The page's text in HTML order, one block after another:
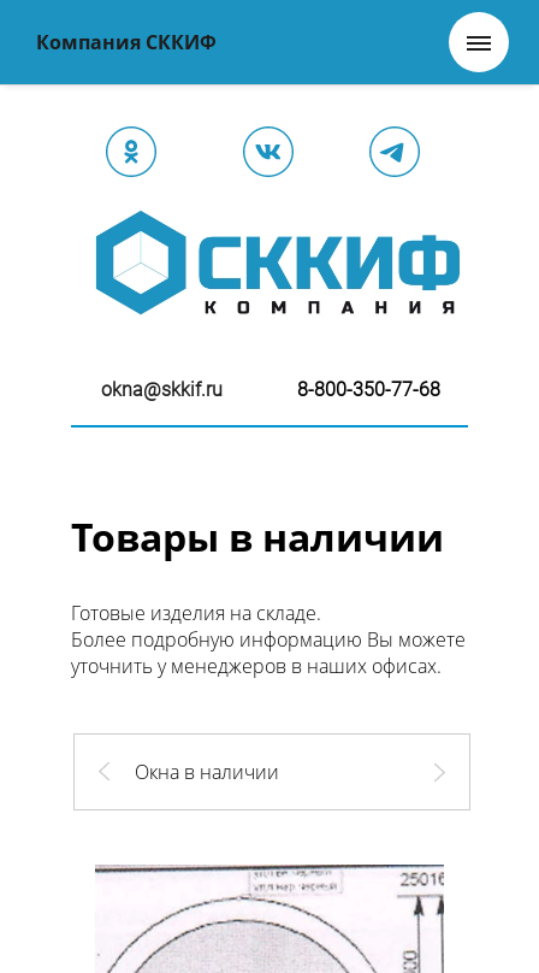
Компания СККИФ
okna@skkif.ru 8-800-350-77-68
Товары в наличии
Готовые изделия на складе.
Более подробную информацию Вы можете
уточнить у менеджеров в наших офисах.
Окна в наличии